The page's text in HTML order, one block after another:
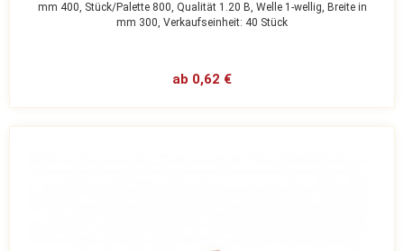
mm 400, Stück/Palette 800, Qualität 1.20 B, Welle 1-wellig, Breite in
mm 300, Verkaufseinheit: 40 Stück
ab 0,62 €